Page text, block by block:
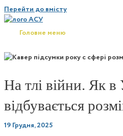
Перейти до вмісту
Головне меню
На тлі війни. Як в
відбувається
19 Грудня, 2025